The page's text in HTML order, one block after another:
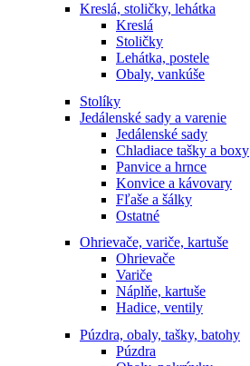
Kreslá, stoličky, lehátka
Kreslá
Stoličky
Lehátka, postele
Obaly, vankúše
Stolíky
Jedálenské sady a varenie
Jedálenské sady
Chladiace tašky a boxy
Panvice a hrnce
Konvice a kávovary
Fľaše a šálky
Ostatné
Ohrievače, variče, kartuše
Ohrievače
Variče
Náplňe, kartuše
Hadice, ventily
Púzdra, obaly, tašky, batohy
Púzdra